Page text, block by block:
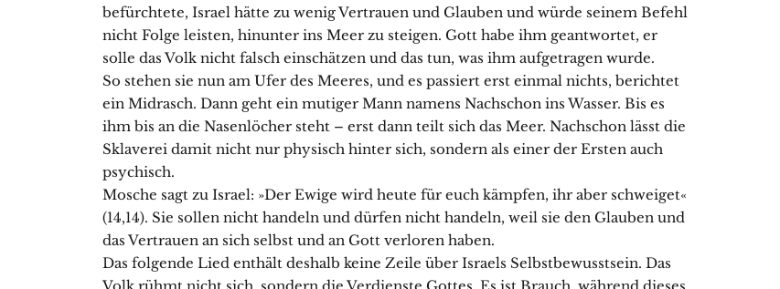
befürchtete, Israel hätte zu wenig Vertrauen und Glauben und würde seinem Befehl
nicht Folge leisten, hinunter ins Meer zu steigen. Gott habe ihm geantwortet, er
solle das Volk nicht falsch einschätzen und das tun, was ihm aufgetragen wurde.
So stehen sie nun am Ufer des Meeres, und es passiert erst einmal nichts, berichtet
ein Midrasch. Dann geht ein mutiger Mann namens Nachschon ins Wasser. Bis es
ihm bis an die Nasenlöcher steht – erst dann teilt sich das Meer. Nachschon lässt die
Sklaverei damit nicht nur physisch hinter sich, sondern als einer der Ersten auch
psychisch.
Mosche sagt zu Israel: »Der Ewige wird heute für euch kämpfen, ihr aber schweiget«
(14,14). Sie sollen nicht handeln und dürfen nicht handeln, weil sie den Glauben und
das Vertrauen an sich selbst und an Gott verloren haben.
Das folgende Lied enthält deshalb keine Zeile über Israels Selbstbewusstsein. Das